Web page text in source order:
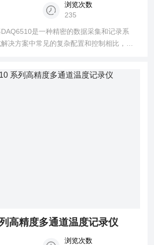
浏览次数
235
是一种精密的数据采集和记录系
决方案中常见的复杂配置和控制相比，把
件。
高精度多通道温度记录仪
浏览次数